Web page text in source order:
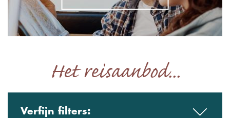
Het reisaanbod...
Verfijn filters: